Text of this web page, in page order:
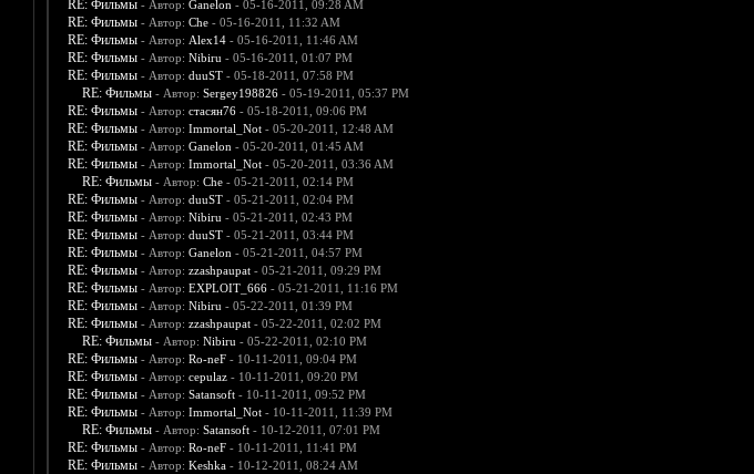
RE: Фильмы - Автор: Ganelon - 05-16-2011, 09:28 AM
RE: Фильмы - Автор: Che- 05-16-2011, 11:32 AM
RE: Фильмы - Автор: Alex14- 05-16-2011, 11:46 AM
RE: Фильмы - Автор: Nibiru - 05-16-2011, 01:07 PM
RE: Фильмы - Автор: duuST- 05-18-2011, 07:58 PM
RE: Фильмы - Автор: Sergey198826- 05-19-2011, 05:37 PM
RE: Фильмы - Автор: стасян76- 05-18-2011, 09:06 PM
RE: Фильмы - Автор: Immortal_Not- 05-20-2011, 12:48 AM
RE: Фильмы - Автор: Ganelon - 05-20-2011, 01:45 AM
RE: Фильмы - Автор: Immortal_Not- 05-20-2011, 03:36 AM
RE: Фильмы - Автор: Che- 05-21-2011, 02:14 PM
RE: Фильмы - Автор: duuST- 05-21-2011, 02:04 PM
RE: Фильмы - Автор: Nibiru - 05-21-2011, 02:43 PM
RE: Фильмы - Автор: duuST- 05-21-2011, 03:44 PM
RE: Фильмы - Автор: Ganelon - 05-21-2011, 04:57 PM
RE: Фильмы - Автор: zzashpaupat- 05-21-2011, 09:29 PM
RE: Фильмы - Автор: EXPLOIT_666- 05-21-2011, 11:16 PM
RE: Фильмы - Автор: Nibiru - 05-22-2011, 01:39 PM
RE: Фильмы - Автор: zzashpaupat- 05-22-2011, 02:02 PM
RE: Фильмы - Автор: Nibiru - 05-22-2011, 02:10 PM
RE: Фильмы - Автор: Ro-neF- 10-11-2011, 09:04 PM
RE: Фильмы - Автор: cepulaz- 10-11-2011, 09:20 PM
RE: Фильмы - Автор: Satansoft- 10-11-2011, 09:52 PM
RE: Фильмы - Автор: Immortal_Not- 10-11-2011, 11:39 PM
RE: Фильмы - Автор: Satansoft- 10-12-2011, 07:01 PM
RE: Фильмы - Автор: Ro-neF- 10-11-2011, 11:41 PM
RE: Фильмы - Автор: Keshka- 10-12-2011, 08:24 AM